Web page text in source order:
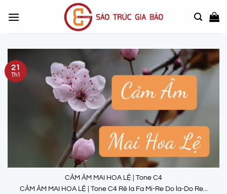
đến
CẢM ÂM MAI HOA LỆ | Tone C4
CẢM ÂM MAI HOA LỆ | Tone C4 Rê la Fa Mi-Re Do la-Do Re...
21
Th1